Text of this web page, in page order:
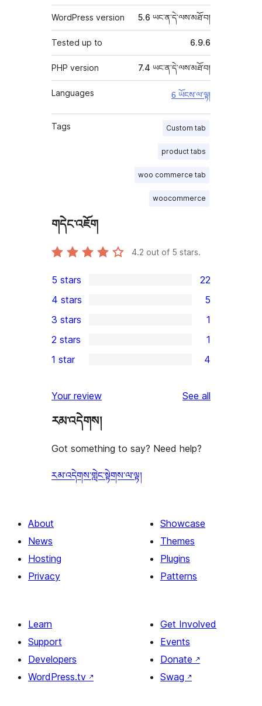
WordPress version 5.6 ཡང་ན་དེ་ལས་མཐོ་བ།
Tested up to 6.9.6
PHP version 7.4 ཡང་ན་དེ་ལས་མཐོ་བ།
Languages 6 ཡོངས་ལ་ལྟ།
Tags Custom tab
product tabs
woo commerce tab
woocommerce
གདེང་འཇོག
4.2 out of 5 stars.
5-
star
reviews
5 stars 22
4-
star
reviews
4 stars 5
3-
star
3 stars 1
2-
review
2 stars 1
star
reviews
1 star 4
Your review See all
རམ་འདེགས།
Got something to say? Need help?
རམ་འདེགས་གླེང་སྟེགས་ལ་ལྟ།
About
News
Hosting
Privacy
Showcase
Themes
Plugins
Patterns
Learn
Support
Developers
WordPress.tv ↗
Get Involved
Events
Donate ↗
Swag ↗